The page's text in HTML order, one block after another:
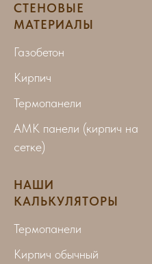
СТЕНОВЫЕ
МАТЕРИАЛЫ
Газобетон
Кирпич
Термопанели
АМК панели (кирпич на
сетке)
НАШИ
КАЛЬКУЛЯТОРЫ
Термопанели
Кирпич обычный